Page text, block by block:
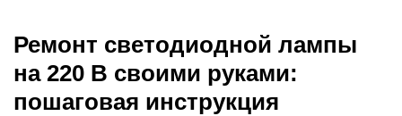
Ремонт светодиодной лампы
на 220 В своими руками:
пошаговая инструкция